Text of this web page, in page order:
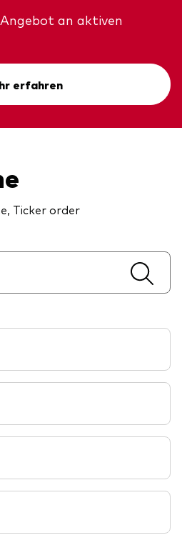
ETFs
für Berater
an aktiven
erfahren
Ticker order